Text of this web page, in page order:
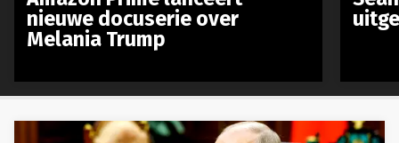
nieuwe docuserie over
Melania Trump